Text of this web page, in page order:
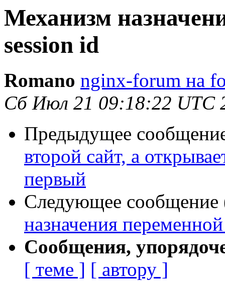
Механизм
session id
Romano nginx-forum на
Сб Июл 21 09:18:22 UTC
Предыдущее
второй сайт, а
первый
Следующее сообщение
назначения
Сообщения,
[ теме ] [ автору ]